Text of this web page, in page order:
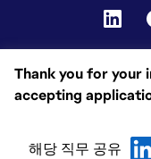
Thank you for your
accepting
해당 직무 공유